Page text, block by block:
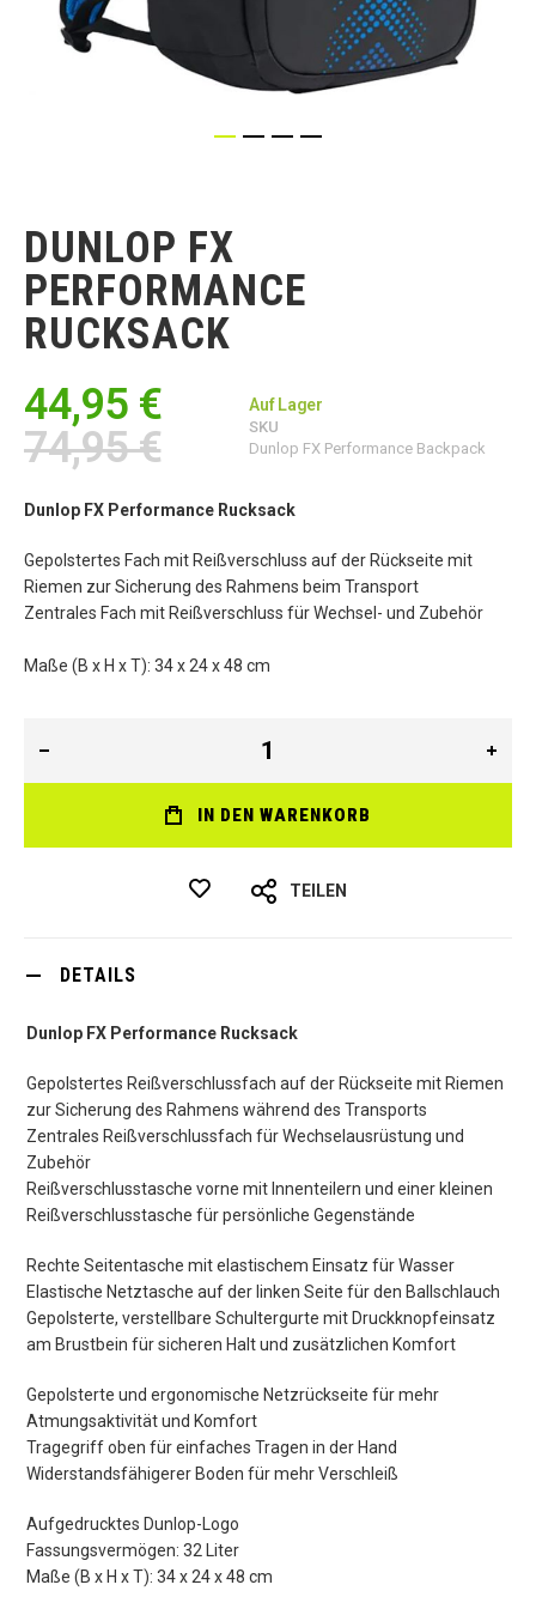
Bildgalerie
springen
DUNLOP FX
PERFORMANCE
RUCKSACK
44,95 €
74,95 €
Auf Lager
SKU
Dunlop FX Performance Backpack
Dunlop FX Performance Rucksack
Gepolstertes Fach mit Reißverschluss auf der Rückseite mit
Riemen zur Sicherung des Rahmens beim Transport
Zentrales Fach mit Reißverschluss für Wechsel- und Zubehör
Maße (B x H x T): 34 x 24 x 48 cm
IN DEN WARENKORB
TEILEN
DETAILS
Dunlop FX Performance Rucksack
Gepolstertes Reißverschlussfach auf der Rückseite mit Riemen
zur Sicherung des Rahmens während des Transports
Zentrales Reißverschlussfach für Wechselausrüstung und
Zubehör
Reißverschlusstasche vorne mit Innenteilern und einer kleinen
Reißverschlusstasche für persönliche Gegenstände
Rechte Seitentasche mit elastischem Einsatz für Wasser
Elastische Netztasche auf der linken Seite für den Ballschlauch
Gepolsterte, verstellbare Schultergurte mit Druckknopfeinsatz
am Brustbein für sicheren Halt und zusätzlichen Komfort
Gepolsterte und ergonomische Netzrückseite für mehr
Atmungsaktivität und Komfort
Tragegriff oben für einfaches Tragen in der Hand
Widerstandsfähigerer Boden für mehr Verschleiß
Aufgedrucktes Dunlop-Logo
Fassungsvermögen: 32 Liter
Maße (B x H x T): 34 x 24 x 48 cm